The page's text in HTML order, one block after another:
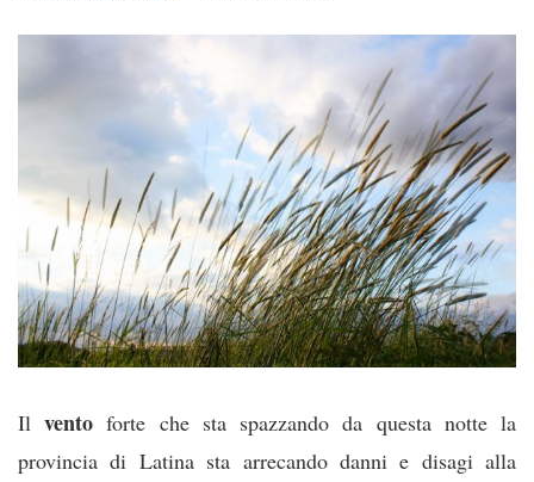
Ilvento forte che sta spazzando da questa notte la
provincia di Latina sta arrecando danni e disagi alla